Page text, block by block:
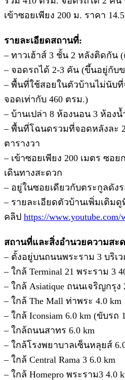
เข้าซอยเพียง 200 ม. ราคา
รายละเอียดสถานที่:
– ทาวเฮ้าส์ 3 ชั้น 2 หลังติดกัน
– จอดรถได้ 2-3 คัน (ขึ้นอยู่กับ
– พื้นที่ใช้สอยในตัวบ้านไม่นับ
จอดเท่ากับ 460 ตรม.)
– บ้านเปล่า 8 ห้องนอน 3 ห้องน้
– พื้นที่โฉนดรวมที่จอดหลังละ
ตารางวา
– เข้าซอยเพียง 200 เมตร ซอ
เดินทางสะดวก
– อยู่ในซอยเดียวกับตระกูลดัง
– รายละเอียดตัวบ้านเพิ่มเติมดู
คลิป https://
สถานที่และสิ่งอำนวยความสะ
– ตั้งอยู่บนถนนพระราม 3 บริเ
– ใกล้ Terminal 21 พระราม 3
– ใกล้ Asiatique ถนนเจริญกรุง
– ใกล้ The Mall ท่าพระ 4.0 km
– ใกล้ Iconsiam 6.0 km (ขับรถ
– ใกล้ถนนสาทร 6.0 km
– ใกล้โรงพยาบาลเซ็นหลุยส์
– ใกล้ Central Rama 3 6.0 km
– ใกล้ Homepro พระราม3 4.0